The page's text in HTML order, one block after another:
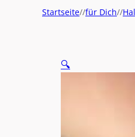
Startseite//für Dich//
🔍